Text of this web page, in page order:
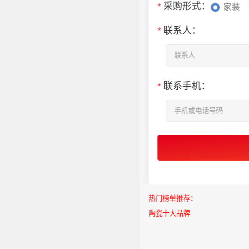
* 采购形式： 家装
* 联系人：
* 联系手机：
热门榜单推荐：
陶瓷十大品牌